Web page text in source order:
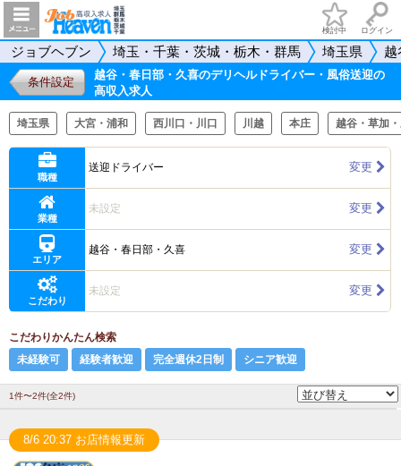
検討中 ログイン
ジョブヘブン 埼玉・千葉・茨城・栃木・群馬 埼玉県 越
条件設定
越谷・春日部・久喜のデリヘルドライバー・風俗送迎の
高収入求人
埼玉県 大宮・浦和 西川口・川口 川越 本庄 越谷・草加
職種
送迎ドライバー 変更
業種
未設定 変更
エリア
越谷・春日部・久喜 変更
こだわり
未設定 変更
こだわりかんたん検索
未経験可
経験者歓迎 完全週休2日制 シニア歓迎
1件〜2件(全2件)
8/6 20:37 お店情報更新